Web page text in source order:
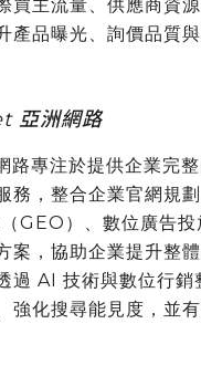
買主流量、供應商資
產品曝光、詢價品質
亞洲網路
專注於提供企業完
務，整合企業官網規
GEO）、數位廣告
案，協助企業提升整
過 AI 技術與數位行銷
強化搜尋能見度，並